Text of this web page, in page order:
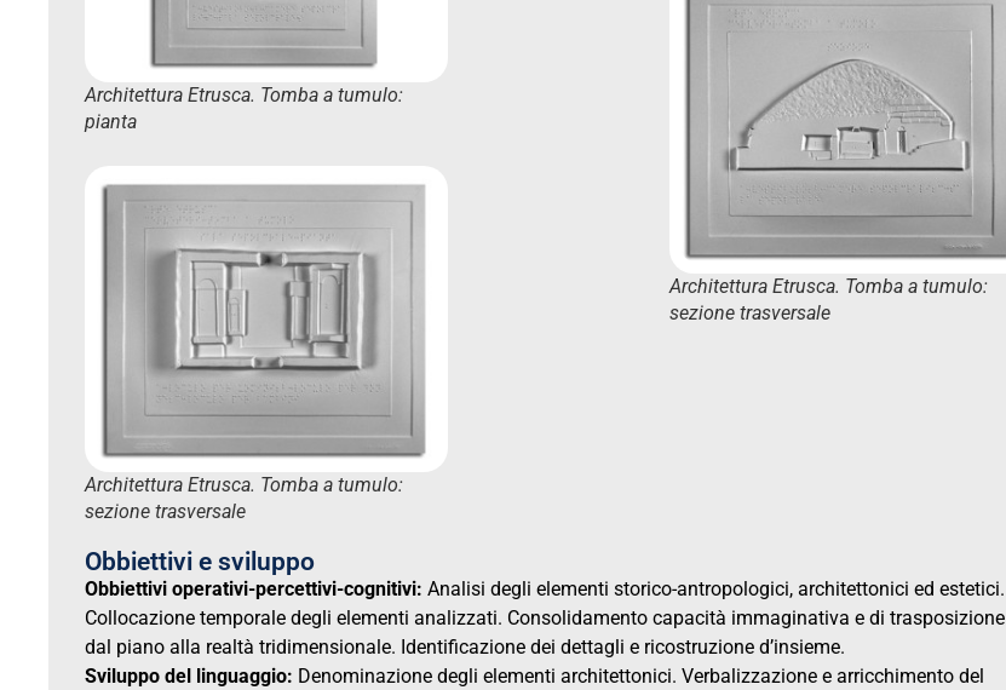
Architettura Etrusca. Tomba a tumulo:
pianta
Architettura Etrusca. Tomba a tumulo:
sezione trasversale
Architettura Etrusca. Tomba a tumulo:
sezione trasversale
Obbiettivi e sviluppo
Obbiettivi operativi-percettivi-cognitivi: Analisi degli elementi storico-antropologici, architettonici ed estetici.
Collocazione temporale degli elementi analizzati. Consolidamento capacità immaginativa e di trasposizione
dal piano alla realtà tridimensionale. Identificazione dei dettagli e ricostruzione d’insieme.
Sviluppo del linguaggio: Denominazione degli elementi architettonici. Verbalizzazione e arricchimento del